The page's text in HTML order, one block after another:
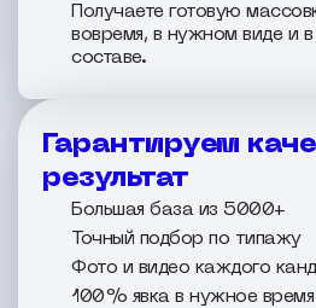
Получаете готовую
вовремя, в нужном виде и
составе.
Гарантируем
результат
Большая база из 5000+
Точный подбор по типажу
Фото и видео каждого
100% явка в нужное время